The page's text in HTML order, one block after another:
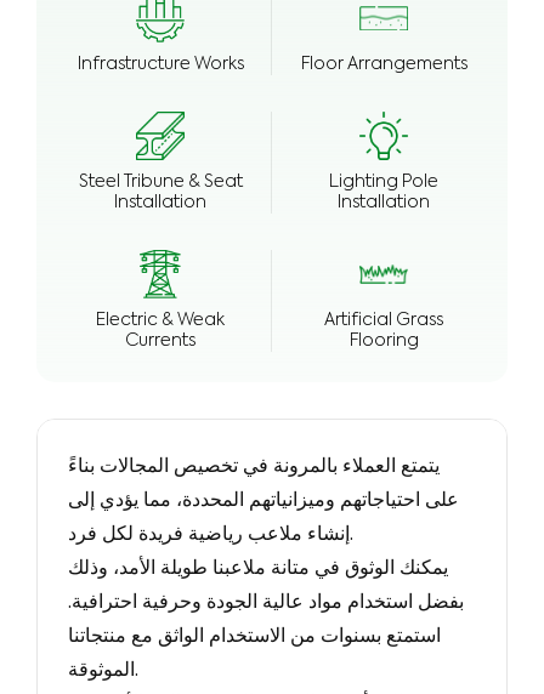
Infrastructure Works Floor Arrangements
Steel Tribune & Seat
Installation
Lighting Pole
Installation
Electric & Weak
Currents
Artificial Grass
Flooring
يتمتع العملاء بالمرونة في تخصيص المجالات بناءً
على احتياجاتهم وميزانياتهم المحددة، مما يؤدي إلى
إنشاء ملاعب رياضية فريدة لكل فرد.
يمكنك الوثوق في متانة ملاعبنا طويلة الأمد، وذلك
بفضل استخدام مواد عالية الجودة وحرفية احترافية.
استمتع بسنوات من الاستخدام الواثق مع منتجاتنا
الموثوقة.